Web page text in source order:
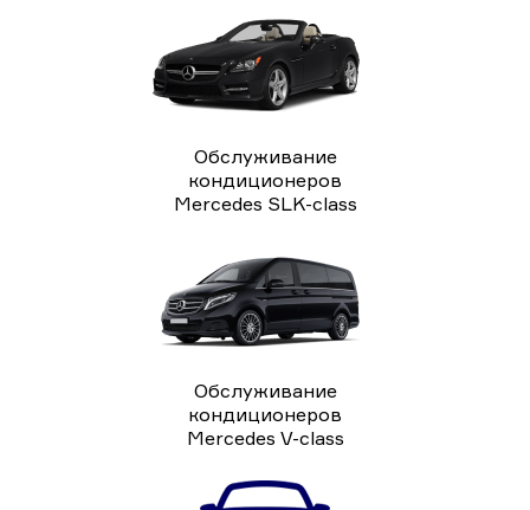
Обслуживание
кондиционеров
Mercedes SLK-class
Обслуживание
кондиционеров
Mercedes V-class